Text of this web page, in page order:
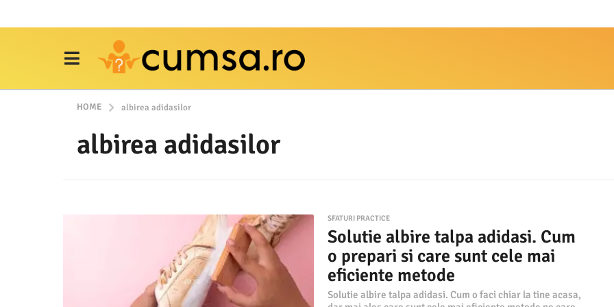
HOME albirea adidasilor
albirea adidasilor
SFATURI PRACTICE
Solutie albire talpa adidasi. Cum
o prepari si care sunt cele mai
eficiente metode
Solutie albire talpa adidasi. Cum o faci chiar la tine acasa,